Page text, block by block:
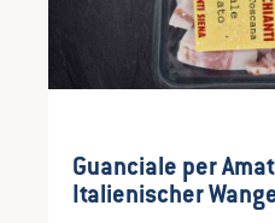
Guanciale per
Italienischer